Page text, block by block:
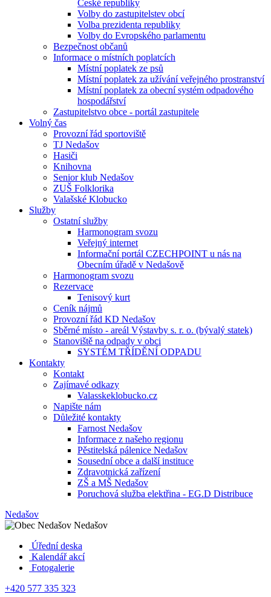
České republiky
Volby do zastupitelstev obcí
Volba prezidenta republiky
Volby do Evropského parlamentu
Bezpečnost občanů
Informace o místních poplatcích
Místní poplatek ze psů
Místní poplatek za užívání veřejného prostranství
Místní poplatek za obecní systém odpadového
hospodářství
Zastupitelstvo obce - portál zastupitele
Volný čas
Provozní řád sportoviště
TJ Nedašov
Hasiči
Knihovna
Senior klub Nedašov
ZUŠ Folklorika
Valašské Klobucko
Služby
Ostatní služby
Harmonogram svozu
Veřejný internet
Informační portál CZECHPOINT u nás na
Obecním úřadě v Nedašově
Harmonogram svozu
Rezervace
Tenisový kurt
Ceník nájmů
Provozní řád KD Nedašov
Sběrné místo - areál Výstavby s. r. o. (bývalý statek)
Stanoviště na odpady v obci
SYSTÉM TŘÍDĚNÍ ODPADU
Kontakty
Kontakt
Zajímavé odkazy
Valasskeklobucko.cz
Napište nám
Důležité kontakty
Farnost Nedašov
Informace z našeho regionu
Pěstitelská pálenice Nedašov
Sousední obce a další instituce
Zdravotnická zařízení
ZŠ a MŠ Nedašov
Poruchová služba elektřina - EG.D Distribuce
Nedašov
Nedašov
Úřední deska
Kalendář akcí
Fotogalerie
+420 577 335 323